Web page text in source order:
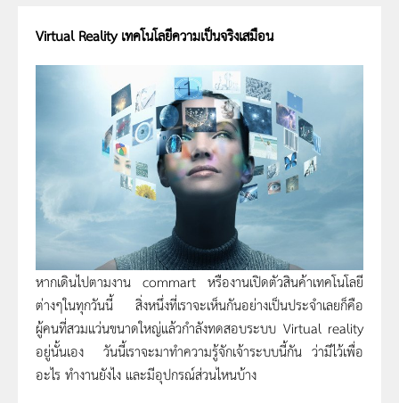
Virtual Realityเทคโนโลยีความเป็นจริงเสมือน
หากเดินไปตามงาน commart หรืองานเปิดตัวสินค้าเทคโนโลยี
ต่างๆในทุกวันนี้ สิ่งหนึ่งที่เราจะเห็นกันอย่างเป็นประจำเลยก็คือ
ผู้คนที่สวมแว่นขนาดใหญ่แล้วกำลังทดสอบระบบ Virtual reality
อยู่นั้นเอง วันนี้เราจะมาทำความรู้จักเจ้าระบบนี้กัน ว่ามีไว้เพื่อ
อะไร ทำงานยังไง และมีอุปกรณ์ส่วนไหนบ้าง